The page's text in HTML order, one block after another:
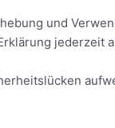
und
jederzeit